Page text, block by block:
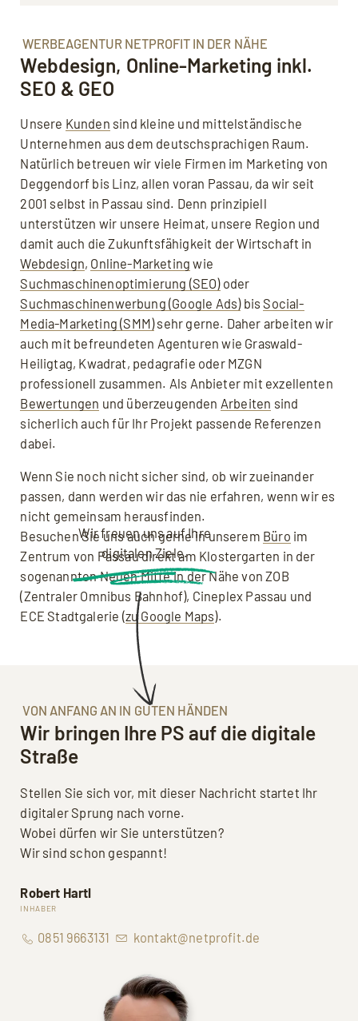
WERBEAGENTUR NETPROFIT IN DER NÄHE
Webdesign, Online-Marketing inkl.
SEO & GEO
Unsere Kunden sind kleine und mittelständische
Unternehmen aus dem deutschsprachigen Raum.
Natürlich betreuen wir viele Firmen im Marketing von
Deggendorf bis Linz, allen voran Passau, da wir seit
2001 selbst in Passau sind. Denn prinzipiell
unterstützen wir unsere Heimat, unsere Region und
damit auch die Zukunftsfähigkeit der Wirtschaft in
Webdesign, Online-Marketing wie
Suchmaschinenoptimierung (SEO)oder
Suchmaschinenwerbung (Google Ads)bisSocial-
Media-Marketing (SMM)sehr gerne. Daher arbeiten wir
auch mit befreundeten Agenturen wie Graswald-
Heiligtag, Kwadrat, pedagrafie oder MZGN
professionell zusammen. Als Anbieter mit exzellenten
Bewertungen und überzeugenden Arbeiten sind
sicherlich auch für Ihr Projekt passende Referenzen
dabei.
Wenn Sie noch nicht sicher sind, ob wir zueinander
passen, dann werden wir das nie erfahren, wenn wir es
nicht gemeinsam herausfinden.
Besuchen Sie uns auch gerne in unserem Büro im
Zentrum von Passau direkt am Klostergarten in der
sogenannten Neuen Mitte in der Nähe von ZOB
(Zentraler Omnibus Bahnhof), Cineplex Passau und
ECE Stadtgalerie (zu Google Maps).
Wir freuen uns auf Ihre
digitalen Ziele.
VON ANFANG AN IN GUTEN HÄNDEN
Wir bringen Ihre PS auf die digitale
Straße
Stellen Sie sich vor, mit dieser Nachricht startet Ihr
digitaler Sprung nach vorne.
Wobei dürfen wir Sie unterstützen?
Wir sind schon gespannt!
Robert Hartl
INHABER
0851 9663131 kontakt@netprofit.de